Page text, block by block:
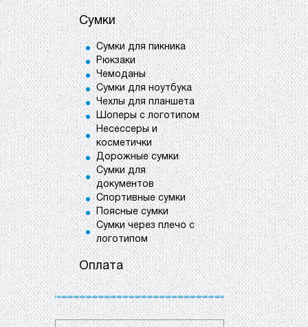
Сумки
Сумки для пикника
Рюкзаки
Чемоданы
Сумки для ноутбука
Чехлы для планшета
Шоперы с логотипом
Несессеры и
косметички
Дорожные сумки
Сумки для
документов
Спортивные сумки
Поясные сумки
Сумки через плечо с
логотипом
Оплата